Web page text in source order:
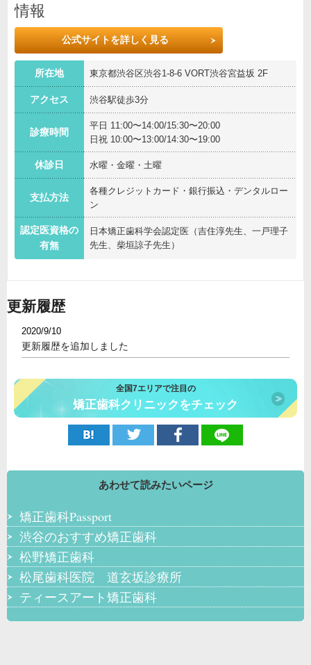
情報
公式サイトを詳しく見る
所在地 東京都渋谷区渋谷1-8-6 VORT渋谷宮益坂 2F
アクセス 渋谷駅徒歩3分
診療時間
平日 11:00〜14:00/15:30〜20:00
日祝 10:00〜13:00/14:30〜19:00
休診日 水曜・金曜・土曜
支払方法
各種クレジットカード・銀行振込・デンタルロー
ン
認定医資格の
有無
日本矯正歯科学会認定医（吉住淳先生、一戸理子
先生、柴垣諒子先生）
更新履歴
2020/9/10
更新履歴を追加しました
全国7エリアで注目の
矯正歯科クリニックをチェック
あわせて読みたいページ
矯正歯科Passport
渋谷のおすすめ矯正歯科
松野矯正歯科
松尾歯科医院 道玄坂診療所
ティースアート矯正歯科